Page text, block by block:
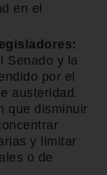
en el
Senado y la
por el
austeridad.
que disminuir
y limitar
o de